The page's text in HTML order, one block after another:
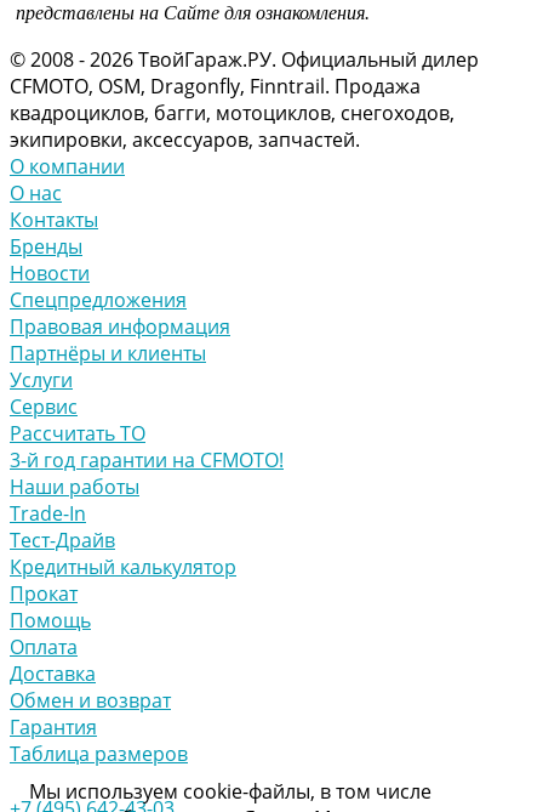
представлены на Сайте для ознакомления.
© 2008 - 2026 ТвойГараж.РУ. Официальный дилер
CFMOTO, OSM, Dragonfly, Finntrail. Продажа
квадроциклов, багги, мотоциклов, снегоходов,
экипировки, аксессуаров, запчастей.
О компании
О нас
Контакты
Бренды
Новости
Спецпредложения
Правовая информация
Партнёры и клиенты
Услуги
Сервис
Рассчитать ТО
3-й год гарантии на CFMOTO!
Наши работы
Trade-In
Тест-Драйв
Кредитный калькулятор
Прокат
Помощь
Оплата
Доставка
Обмен и возврат
Гарантия
Таблица размеров
Мы используем cookie-файлы, в том числе